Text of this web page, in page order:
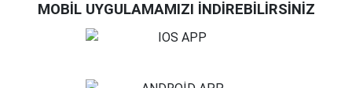
MOBİL UYGULAMAMIZI İNDİREBİLİRSİNİZ